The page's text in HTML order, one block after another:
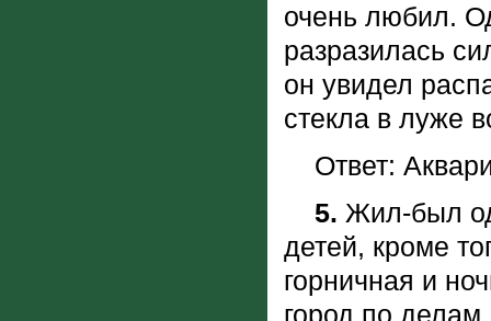
очень любил.
разразилась
он увидел
стекла в луже
Ответ:
5. Жил-был
детей, кроме
горничная и
город по